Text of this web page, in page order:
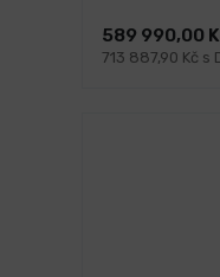
589 990,00
713 887,90 Kč s